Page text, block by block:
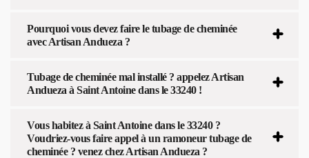
Pourquoi vous devez faire le tubage de cheminée
avec Artisan Andueza ?
Tubage de cheminée mal installé ? appelez Artisan
Andueza à Saint Antoine dans le 33240 !
Vous habitez à Saint Antoine dans le 33240 ?
Voudriez-vous faire appel à un ramoneur tubage de
cheminée ? venez chez Artisan Andueza ?